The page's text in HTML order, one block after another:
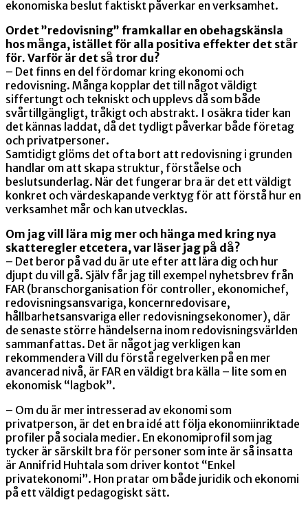
ekonomiska beslut faktiskt påverkar en verksamhet.
Ordet ”redovisning” framkallar en obehagskänsla
hos många, istället för alla positiva effekter det står
för. Varför är det så tror du?
– Det finns en del fördomar kring ekonomi och
redovisning. Många kopplar det till något väldigt
siffertungt och tekniskt och upplevs då som både
svårtillgängligt, tråkigt och abstrakt. I osäkra tider kan
det kännas laddat, då det tydligt påverkar både företag
och privatpersoner.
Samtidigt glöms det ofta bort att redovisning i grunden
handlar om att skapa struktur, förståelse och
beslutsunderlag. När det fungerar bra är det ett väldigt
konkret och värdeskapande verktyg för att förstå hur en
verksamhet mår och kan utvecklas.
Om jag vill lära mig mer och hänga med kring nya
skatteregler etcetera, var läser jag på då?
– Det beror på vad du är ute efter att lära dig och hur
djupt du vill gå. Själv får jag till exempel nyhetsbrev från
FAR (branschorganisation för controller, ekonomichef,
redovisningsansvariga, koncernredovisare,
hållbarhetsansvariga eller redovisningsekonomer), där
de senaste större händelserna inom redovisningsvärlden
sammanfattas. Det är något jag verkligen kan
rekommendera Vill du förstå regelverken på en mer
avancerad nivå, är FAR en väldigt bra källa – lite som en
ekonomisk “lagbok”.
– Om du är mer intresserad av ekonomi som
privatperson, är det en bra idé att följa ekonomiinriktade
profiler på sociala medier. En ekonomiprofil som jag
tycker är särskilt bra för personer som inte är så insatta
är Annifrid Huhtala som driver kontot “Enkel
privatekonomi”. Hon pratar om både juridik och ekonomi
på ett väldigt pedagogiskt sätt.